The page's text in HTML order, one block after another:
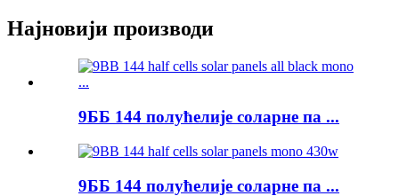
Најновији производи
9ББ 144 полућелије соларне па ...
9ББ 144 полућелије соларне па ...